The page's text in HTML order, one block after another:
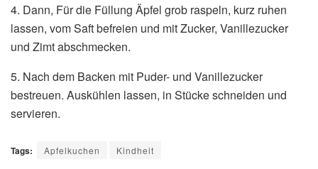
4. Dann, Für die Füllung Äpfel grob raspeln, kurz ruhen
lassen, vom Saft befreien und mit Zucker, Vanillezucker
und Zimt abschmecken.
5. Nach dem Backen mit Puder- und Vanillezucker
bestreuen. Auskühlen lassen, in Stücke schneiden und
servieren.
Tags: Apfelkuchen Kindheit